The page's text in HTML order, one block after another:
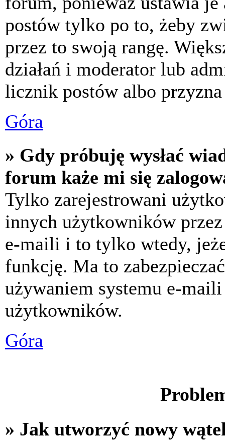
postów tylko po to, żeby
przez to swoją rangę.
działań i moderator lub
licznik postów albo
Góra
» Gdy próbuję wysłać
forum każe mi się
Tylko zarejestrowani
innych użytkowników
e-maili i to tylko wtedy,
funkcję. Ma to
używaniem systemu e-
użytkowników.
Góra
» Jak utworzyć nowy